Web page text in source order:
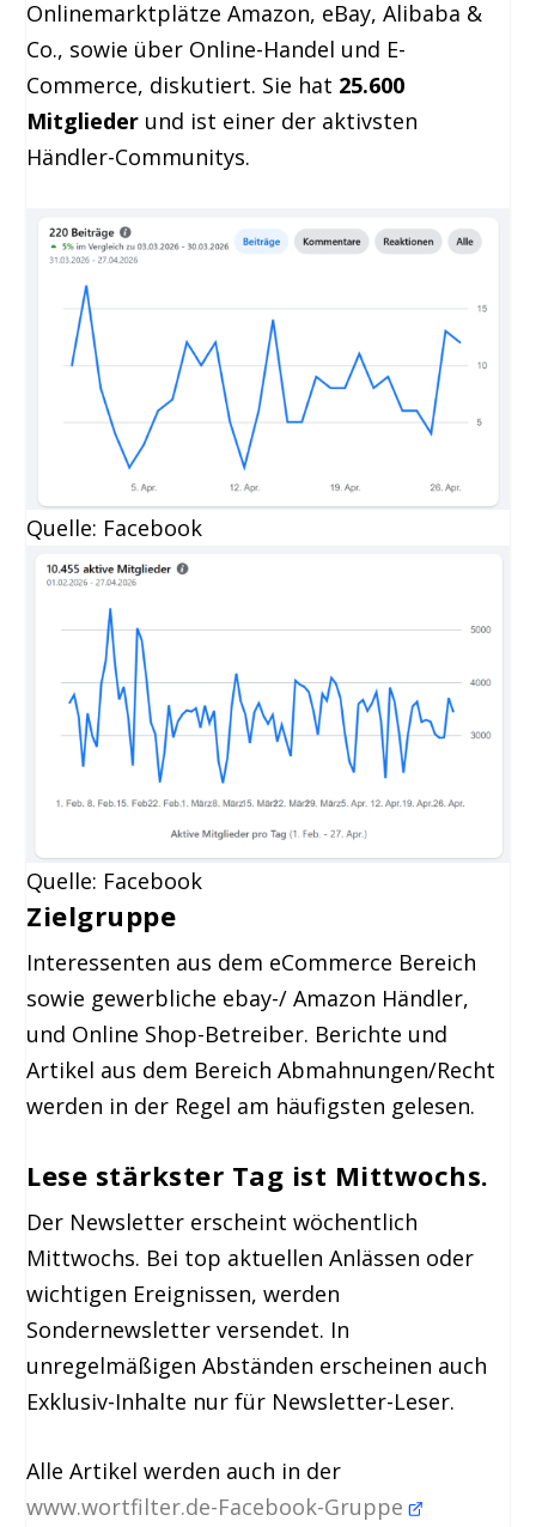
Onlinemarktplätze Amazon, eBay, Alibaba &
Co., sowie über Online-Handel und E-
Commerce, diskutiert. Sie hat 25.600
Mitglieder und ist einer der aktivsten
Händler-Communitys.
Quelle: Facebook
Quelle: Facebook
Zielgruppe
Interessenten aus dem eCommerce Bereich
sowie gewerbliche ebay-/ Amazon Händler,
und Online Shop-Betreiber. Berichte und
Artikel aus dem Bereich Abmahnungen/Recht
werden in der Regel am häufigsten gelesen.
Lese stärkster Tag ist Mittwochs.
Der Newsletter erscheint wöchentlich
Mittwochs. Bei top aktuellen Anlässen oder
wichtigen Ereignissen, werden
Sondernewsletter versendet. In
unregelmäßigen Abständen erscheinen auch
Exklusiv-Inhalte nur für Newsletter-Leser.
Alle Artikel werden auch in der
www.wortfilter.de-Facebook-Gruppe